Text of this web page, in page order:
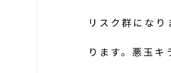
リスク群にな
ります。悪玉